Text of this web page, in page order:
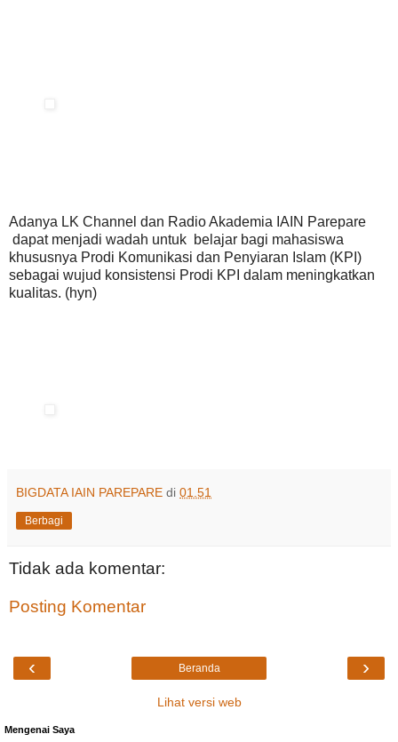
Adanya LK Channel dan Radio Akademia IAIN Parepare
dapat menjadi wadah untuk belajar bagi mahasiswa
khususnya Prodi Komunikasi dan Penyiaran Islam (KPI)
sebagai wujud konsistensi Prodi KPI dalam meningkatkan
kualitas. (hyn)
BIGDATA IAIN PAREPARE di 01.51
Berbagi
Tidak ada komentar:
Posting Komentar
‹ ›
Beranda
Lihat versi web
Mengenai Saya